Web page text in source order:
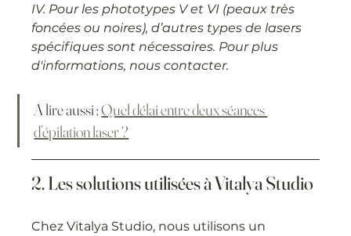
IV. Pour les phototypes V et VI (peaux très
foncées ou noires), d’autres types de lasers
spécifiques sont nécessaires. Pour plus
d'informations, nous contacter.
A lire aussi : Quel délai entre deux séances
d’épilation laser ?
2. Les solutions utilisées à Vitalya Studio
Chez Vitalya Studio, nous utilisons un